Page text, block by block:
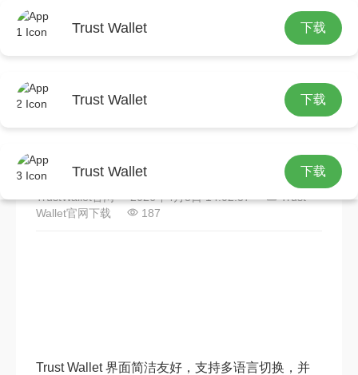
Trust Wallet 下载
Trust Wallet 下载
Trust Wallet 下载
三步安全上车
TrustWallet官网 2026年4月8日 14:02:37
Trust
Wallet官网下载
187
Trust Wallet 界面简洁友好，支持多语言切换，并